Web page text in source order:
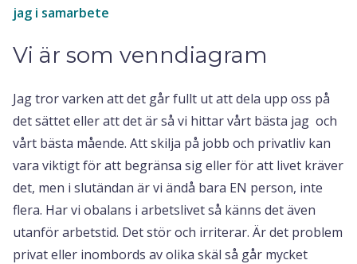
Vi är som venndiagram
Jag tror varken att det går fullt ut att dela upp oss på
det sättet eller att det är så vi hittar vårt bästa jag och
vårt bästa mående. Att skilja på jobb och privatliv kan
vara viktigt för att begränsa sig eller för att livet kräver
det, men i slutändan är vi ändå bara EN person, inte
flera. Har vi obalans i arbetslivet så känns det även
utanför arbetstid. Det stör och irriterar. Är det problem
privat eller inombords av olika skäl så går mycket
jag i samarbete